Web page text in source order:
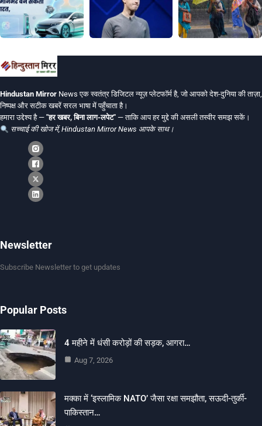
Hindustan Mirror News एक स्वतंत्र डिजिटल न्यूज़ प्लेटफॉर्म है, जो आपको देश-दुनिया की ताज़ा,
निष्पक्ष और सटीक खबरें सरल भाषा में पहुँचाता है।
हमारा उद्देश्य है — "हर खबर, बिना लाग-लपेट" — ताकि आप हर मुद्दे की असली तस्वीर समझ सकें।
सच्चाई की खोज में, Hindustan Mirror News आपके साथ।
Newsletter
Subscribe Newsletter to get updates
Popular Posts
4 महीने में धंसी करोड़ों की सड़क, आगरा…
Aug 7, 2026
मक्का में ‘इस्लामिक NATO’ जैसा रक्षा समझौता, सऊदी-तुर्की-
पाकिस्तान…